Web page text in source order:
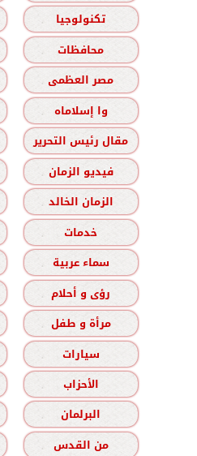
تكنولوجيا
محافظات
مصر العظمى
وا إسلاماه
مقال رئيس التحرير
فيديو الزمان
الزمان الخالد
خدمات
سماء عربية
رؤى و أحلام
مرأة و طفل
سيارات
الأحزاب
البرلمان
من القدس